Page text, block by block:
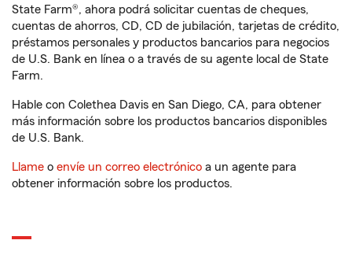
State Farm®, ahora podrá solicitar cuentas de cheques,
cuentas de ahorros, CD, CD de jubilación, tarjetas de crédito,
préstamos personales y productos bancarios para negocios
de U.S. Bank en línea o a través de su agente local de State
Farm.
Hable con Colethea Davis en San Diego, CA, para obtener
más información sobre los productos bancarios disponibles
de U.S. Bank.
Llame o envíe un correo electrónico a un agente para
obtener información sobre los productos.